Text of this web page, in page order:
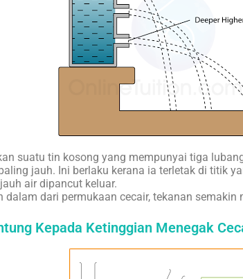
suatu tin kosong yang mempunyai tiga
jauh. Ini berlaku kerana ia terletak di titik
air dipancut keluar.
dalam dari permukaan cecair, tekanan semakin
Kepada Ketinggian Menegak